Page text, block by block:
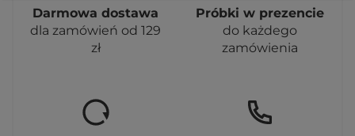
Darmowa dostawa
dla zamówień od 129
zł
Próbki w prezencie
do każdego
zamówienia